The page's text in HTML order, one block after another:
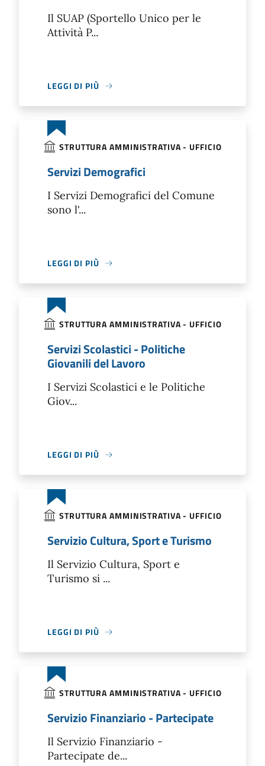
Il SUAP (Sportello Unico per le
Attività P...
LEGGI DI PIÙ
STRUTTURA AMMINISTRATIVA - UFFICIO
Servizi Demografici
I Servizi Demografici del Comune
sono l'...
LEGGI DI PIÙ
STRUTTURA AMMINISTRATIVA - UFFICIO
Servizi Scolastici - Politiche
Giovanili del Lavoro
I Servizi Scolastici e le Politiche
Giov...
LEGGI DI PIÙ
STRUTTURA AMMINISTRATIVA - UFFICIO
Servizio Cultura, Sport e Turismo
Il Servizio Cultura, Sport e
Turismo si ...
LEGGI DI PIÙ
STRUTTURA AMMINISTRATIVA - UFFICIO
Servizio Finanziario - Partecipate
Il Servizio Finanziario -
Partecipate de...